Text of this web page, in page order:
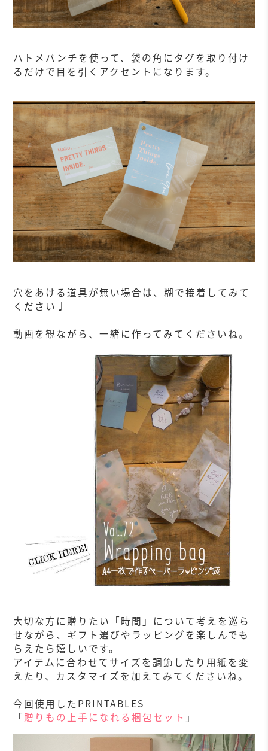
ハトメパンチを使って、袋の角にタグを取り付け
るだけで目を引くアクセントになります。
穴をあける道具が無い場合は、糊で接着してみて
ください♩
動画を観ながら、一緒に作ってみてくださいね。
大切な方に贈りたい「時間」について考えを巡ら
せながら、ギフト選びやラッピングを楽しんでも
らえたら嬉しいです。
アイテムに合わせてサイズを調節したり用紙を変
えたり、カスタマイズを加えてみてくださいね。
今回使用したPRINTABLES
「贈りもの上手になれる梱包セット 」